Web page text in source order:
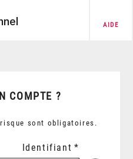
AIDE
COMPTE ?
sont obligatoires.
Identifiant